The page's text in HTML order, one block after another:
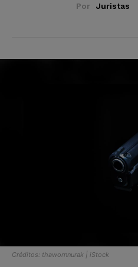
Por Juristas
Créditos: thawornnurak | iStock